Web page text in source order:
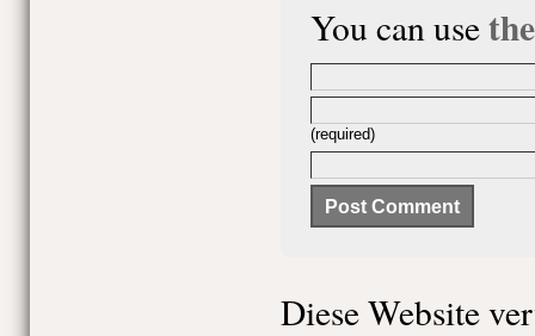
You can use
(required)
Diese Website